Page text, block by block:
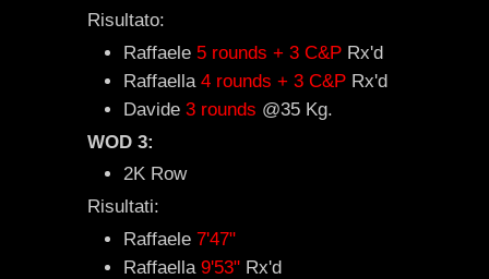
Risultato:
Raffaele 5 rounds + 3 C&P Rx'd
Raffaella 4 rounds + 3 C&P Rx'd
Davide 3 rounds @35 Kg.
WOD 3:
2K Row
Risultati:
Raffaele 7'47"
Raffaella 9'53" Rx'd